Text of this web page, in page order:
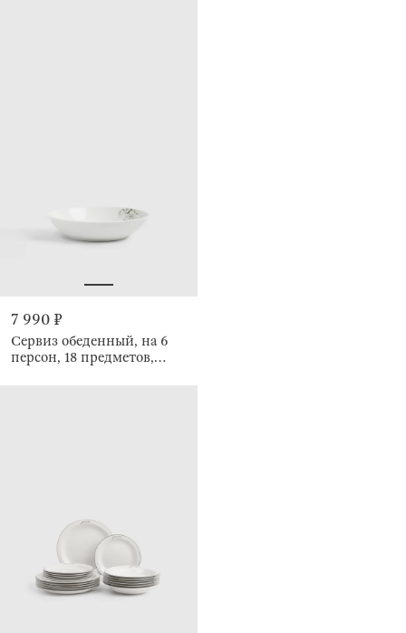
7 990 ₽
Сервиз обеденный, на 6
персон, 18 предметов,